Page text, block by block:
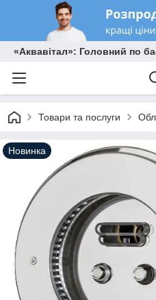
«Аквавітал»: Головний по
Товари та послуги
Новинка